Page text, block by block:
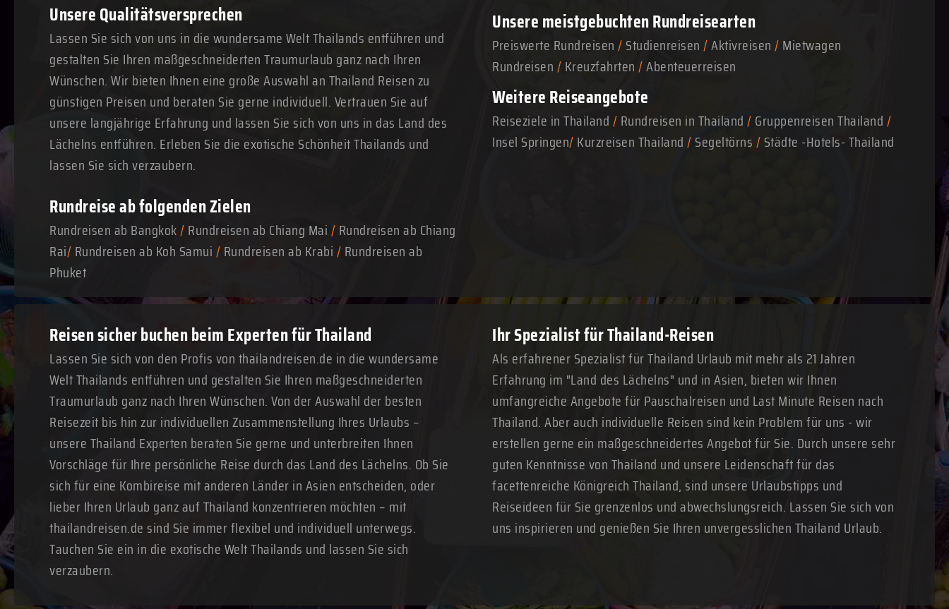
Unsere Qualitätsversprechen
Lassen Sie sich von uns in die wundersame Welt Thailands entführen und
gestalten Sie Ihren maßgeschneiderten Traumurlaub ganz nach Ihren
Wünschen. Wir bieten Ihnen eine große Auswahl an Thailand Reisen zu
günstigen Preisen und beraten Sie gerne individuell. Vertrauen Sie auf
unsere langjährige Erfahrung und lassen Sie sich von uns in das Land des
Lächelns entführen. Erleben Sie die exotische Schönheit Thailands und
lassen Sie sich verzaubern.
Rundreise ab folgenden Zielen
Rundreisen ab Bangkok/Rundreisen ab Chiang Mai/Rundreisen ab Chiang
Rai/Rundreisen ab Koh Samui/Rundreisen ab Krabi/Rundreisen ab
Phuket
Unsere meistgebuchten Rundreisearten
Preiswerte Rundreisen/Studienreisen/Aktivreisen/Mietwagen
Rundreisen/Kreuzfahrten/Abenteuerreisen
Weitere Reiseangebote
Reiseziele in Thailand/Rundreisen in Thailand/Gruppenreisen Thailand/
Insel Springen/Kurzreisen Thailand/Segeltörns/Städte -Hotels- Thailand
Reisen sicher buchen beim Experten für Thailand
Lassen Sie sich von den Profis von thailandreisen.de in die wundersame
Welt Thailands entführen und gestalten Sie Ihren maßgeschneiderten
Traumurlaub ganz nach Ihren Wünschen. Von der Auswahl der besten
Reisezeit bis hin zur individuellen Zusammenstellung Ihres Urlaubs –
unsere Thailand Experten beraten Sie gerne und unterbreiten Ihnen
Vorschläge für Ihre persönliche Reise durch das Land des Lächelns. Ob Sie
sich für eine Kombireise mit anderen Länder in Asien entscheiden, oder
lieber Ihren Urlaub ganz auf Thailand konzentrieren möchten – mit
thailandreisen.de sind Sie immer flexibel und individuell unterwegs.
Tauchen Sie ein in die exotische Welt Thailands und lassen Sie sich
verzaubern.
Ihr Spezialist für Thailand-Reisen
Als erfahrener Spezialist für Thailand Urlaub mit mehr als 21 Jahren
Erfahrung im "Land des Lächelns" und in Asien, bieten wir Ihnen
umfangreiche Angebote für Pauschalreisen und Last Minute Reisen nach
Thailand. Aber auch individuelle Reisen sind kein Problem für uns - wir
erstellen gerne ein maßgeschneidertes Angebot für Sie. Durch unsere sehr
guten Kenntnisse von Thailand und unsere Leidenschaft für das
facettenreiche Königreich Thailand, sind unsere Urlaubstipps und
Reiseideen für Sie grenzenlos und abwechslungsreich. Lassen Sie sich von
uns inspirieren und genießen Sie Ihren unvergesslichen Thailand Urlaub.